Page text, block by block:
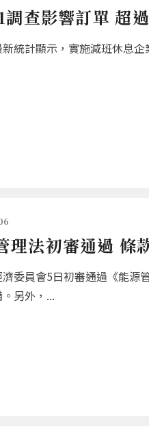
調查影響訂單 超
統計顯示，實施減班休息
理法初審通過 條
委員會5日初審通過《能源
另外，...